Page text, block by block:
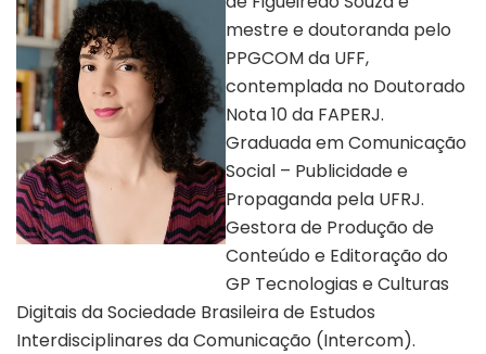
mestre e doutoranda pelo
PPGCOM da UFF,
contemplada no Doutorado
Nota 10 da FAPERJ.
Graduada em Comunicação
Social – Publicidade e
Propaganda pela UFRJ.
Gestora de Produção de
Conteúdo e Editoração do
GP Tecnologias e Culturas
Digitais da Sociedade Brasileira de Estudos
Interdisciplinares da Comunicação (Intercom).